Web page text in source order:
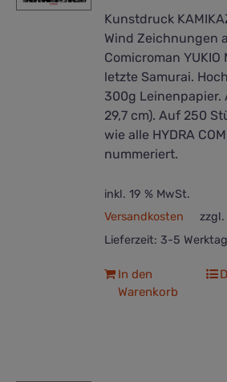
Kunstdruck
Wind Zeichnungen
Comicroman YUKIO
letzte Samurai.
300g Leinenpapier.
29,7 cm). Auf 250
wie alle HYDRA
nummeriert.
inkl. 19 % MwSt.
zzgl.
Versandkosten
Lieferzeit: 3-5
In den
Warenkorb